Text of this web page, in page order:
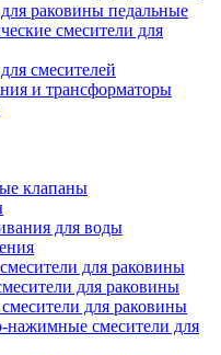
раковины педальные
смесители для
смесителей
и трансформаторы
клапаны
для воды
для раковины
для раковины
для раковины
смесители для